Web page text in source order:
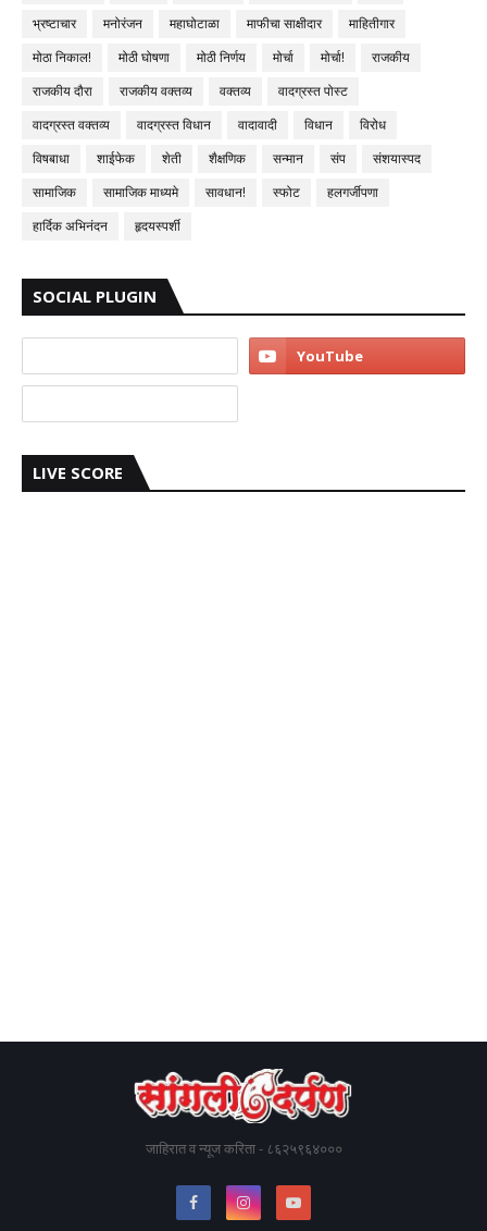
भ्रष्टाचार
मनोरंजन महाघोटाळा माफीचा साक्षीदार
माहितीगार
मोठा निकाल!
मोठी घोषणा मोठी निर्णय मोर्चा मोर्चा!
राजकीय
राजकीय दौरा
राजकीय वक्तव्य वक्तव्य
वादग्रस्त पोस्ट
वादग्रस्त वक्तव्य
वादग्रस्त विधान वादावादी विधान
विरोध
विषबाधा
शाईफेक शेती शैक्षणिक सन्मान संप
संशयास्पद
सामाजिक
सामाजिक माध्यमे सावधान! स्फोट
हलगर्जीपणा
हार्दिक अभिनंदन
हृदयस्पर्शी
SOCIAL PLUGIN
LIVE SCORE
जाहिरात व न्यूज करिता - ८६२५९६४०००